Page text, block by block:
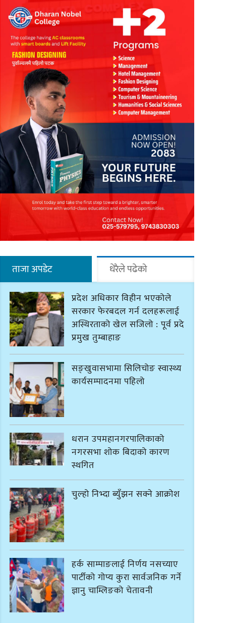
ताजा अपडेट धेरैले पढेको
प्रदेश अधिकार विहीन भएकोले
सरकार फेरबदल गर्न दलहरूलाई
अस्थिरताको खेल सजिलो : पूर्व प्रदेश
प्रमुख तुम्बाहाङ
सङ्खुवासभामा सिलिचोङ स्वास्थ्य
कार्यसम्पादनमा पहिलो
धरान उपमहानगरपालिकाको
नगरसभा शोक बिदाको कारण
स्थगित
चुल्हो निभ्दा ब्युँझन सक्ने आक्रोश
हर्क साम्पाङलाई निर्णय नसच्याए
पार्टीको गोप्य कुरा सार्वजनिक गर्ने
ज्ञानु चाम्लिङको चेतावनी